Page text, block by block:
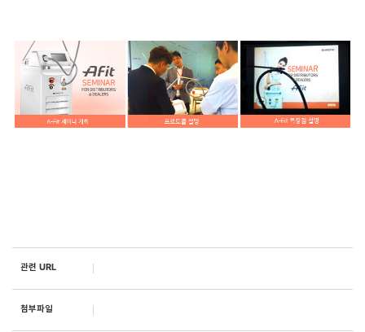
관련 URL
첨부파일